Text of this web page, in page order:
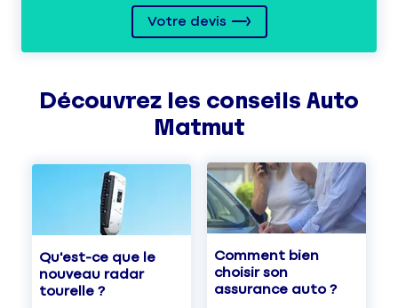
Votre devis
Découvrez les conseils Auto
Matmut
Qu'est-ce que le
nouveau radar
tourelle ?
Comment bien
choisir son
assurance auto ?